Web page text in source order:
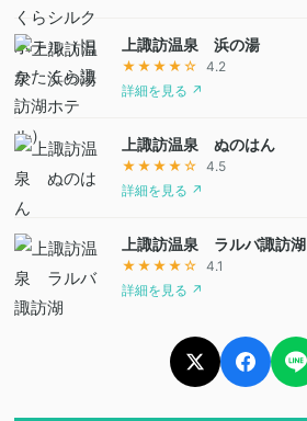
上諏訪温泉 浜の湯
★★★★☆
4.2
詳細を見る ↗
上諏訪温泉 ぬのはん
★★★★☆
4.5
詳細を見る ↗
上諏訪温泉 ラルバ諏訪湖
★★★★☆
4.1
詳細を見る ↗